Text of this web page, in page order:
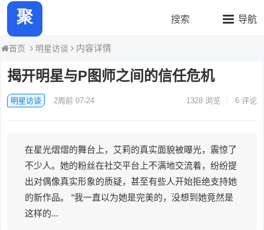
导航
搜索
首页 明星访谈 内容详情
揭开明星与P图师之间的信任危机
明星访谈 2周前 07-24 1328浏览 6 评论
在星光熠熠的舞台上，艾莉的真实面貌被曝光，震惊了
不少人。她的粉丝在社交平台上不满地交流着，纷纷提
出对偶像真实形象的质疑，甚至有些人开始拒绝支持她
的新作品。 “我一直以为她是完美的，没想到她竟然是
这样的...